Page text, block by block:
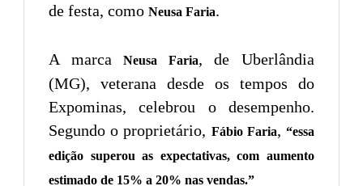
de festa, como Neusa Faria.
A marcaNeusa Faria, de Uberlândia
(MG), veterana desde os tempos do
Expominas, celebrou o desempenho.
Segundo o proprietário, Fábio Faria,“essa
edição superou as expectativas, com aumento
estimado de 15% a 20% nas vendas.”